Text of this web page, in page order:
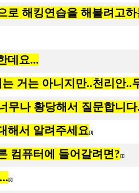
로 해킹연습을 해볼려고
데요...
거는 아니지만..천리안..
무나 황당해서 질문합니다
해서 알려주세요 [1]
컴퓨터에 들어갈려면? [1]
[2]